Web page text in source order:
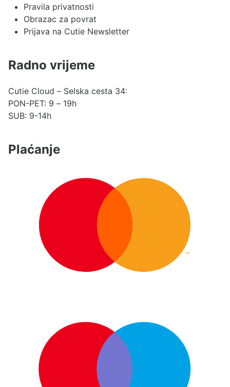
Pravila privatnosti
Obrazac za povrat
Prijava na Cutie Newsletter
Radno vrijeme
Cutie Cloud – Selska cesta 34:
PON-PET: 9 – 19h
SUB: 9-14h
Plaćanje